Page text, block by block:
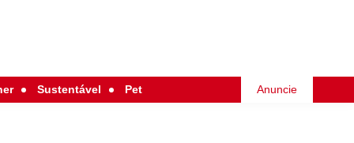
Sustentável Pet Anuncie